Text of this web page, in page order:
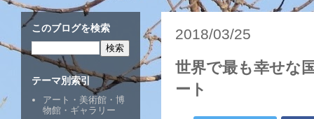
2018/03/25
世界で最も幸せな
ート
このブログを検索
テーマ別索引
アート・美術館・博
物館・ギャラリー